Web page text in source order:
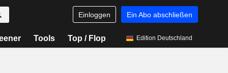
Einloggen Ein Abo abschließen
Tools Top / Flop Edition Deutschland